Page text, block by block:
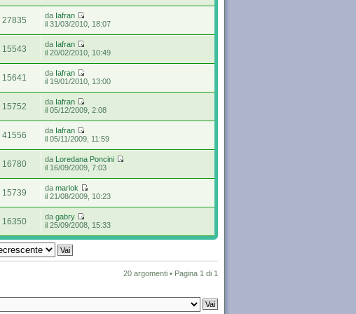
27835 da Iafran
il 31/03/2010, 18:07
15543 da Iafran
il 20/02/2010, 10:49
15641 da Iafran
il 19/01/2010, 13:00
15752 da Iafran
il 05/12/2009, 2:08
41556 da Iafran
il 05/11/2009, 11:59
16780 da Loredana Poncini
il 16/09/2009, 7:03
15739 damariok
il 21/08/2009, 10:23
16350 dagabry
il 25/09/2008, 15:33
20 argomenti • Pagina 1 di 1